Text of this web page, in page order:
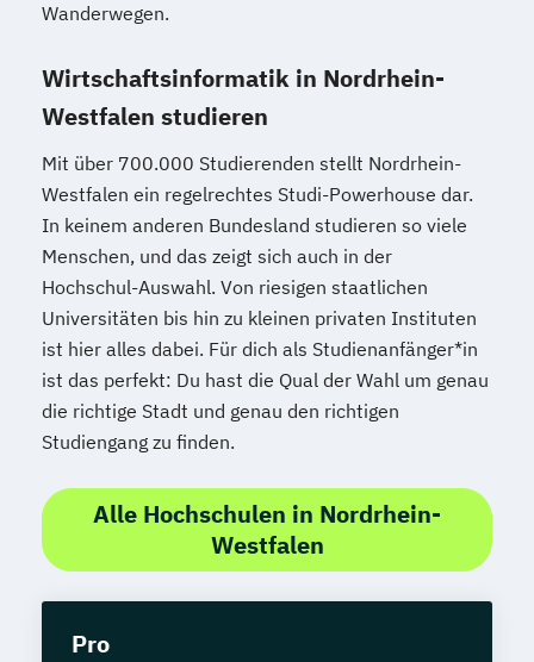
Wanderwegen.
Wirtschaftsinformatik in Nordrhein-
Westfalen studieren
Mit über 700.000 Studierenden stellt Nordrhein-
Westfalen ein regelrechtes Studi-Powerhouse dar.
In keinem anderen Bundesland studieren so viele
Menschen, und das zeigt sich auch in der
Hochschul-Auswahl. Von riesigen staatlichen
Universitäten bis hin zu kleinen privaten Instituten
ist hier alles dabei. Für dich als Studienanfänger*in
ist das perfekt: Du hast die Qual der Wahl um genau
die richtige Stadt und genau den richtigen
Studiengang zu finden.
Alle Hochschulen in Nordrhein-
Westfalen
Pro